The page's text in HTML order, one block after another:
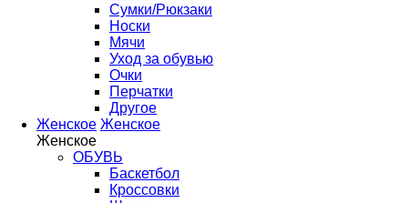
Сумки/Рюкзаки
Носки
Мячи
Уход за обувью
Очки
Перчатки
Другое
Женское Женское
Женское
ОБУВЬ
Баскетбол
Кроссовки